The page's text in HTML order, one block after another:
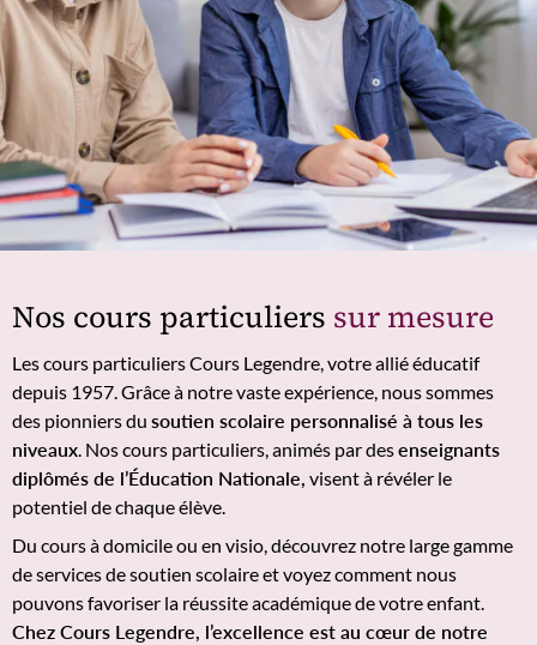
Nos cours particuliers sur mesure
Les cours particuliers Cours Legendre, votre allié éducatif
depuis 1957. Grâce à notre vaste expérience, nous sommes
des pionniers du soutien scolaire personnalisé à tous les
niveaux. Nos cours particuliers, animés par desenseignants
diplômés de l’Éducation Nationale, visent à révéler le
potentiel de chaque élève.
Du cours à domicile ou en visio, découvrez notre large gamme
de services de soutien scolaire et voyez comment nous
pouvons favoriser la réussite académique de votre enfant.
Chez Cours Legendre, l’excellence est au cœur de notre